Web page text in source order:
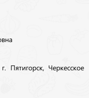
Пятигорск, Черкесское